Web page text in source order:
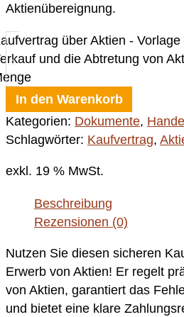
Aktienübereignung.
-
über Aktien - Vorlage
und die Abtretung von
In den Warenkorb
Kategorien: Dokumente,
Schlagwörter: Kaufvertrag,
exkl. 19 % MwSt.
Beschreibung
Rezensionen (0)
Nutzen Sie diesen sicheren
Erwerb von Aktien! Er regelt
von Aktien, garantiert das
und bietet eine klare